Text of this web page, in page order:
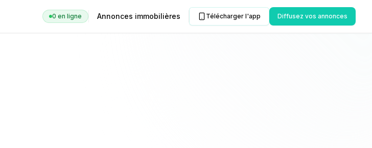
0 en ligne Annonces immobilières Télécharger l'app Diffusez vos annonces